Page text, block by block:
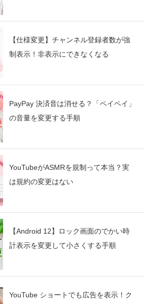
【仕様変更】チャンネル登録者数が強
制表示！非表示にできなくなる
PayPay 決済音は消せる？「ペイペイ」
の音量を変更する手順
YouTubeがASMRを規制って本当？実
は規約の変更はない
【Android 12】ロック画面のでかい時
計表示を変更して小さくする手順
YouTube ショートでも広告を表示！ク